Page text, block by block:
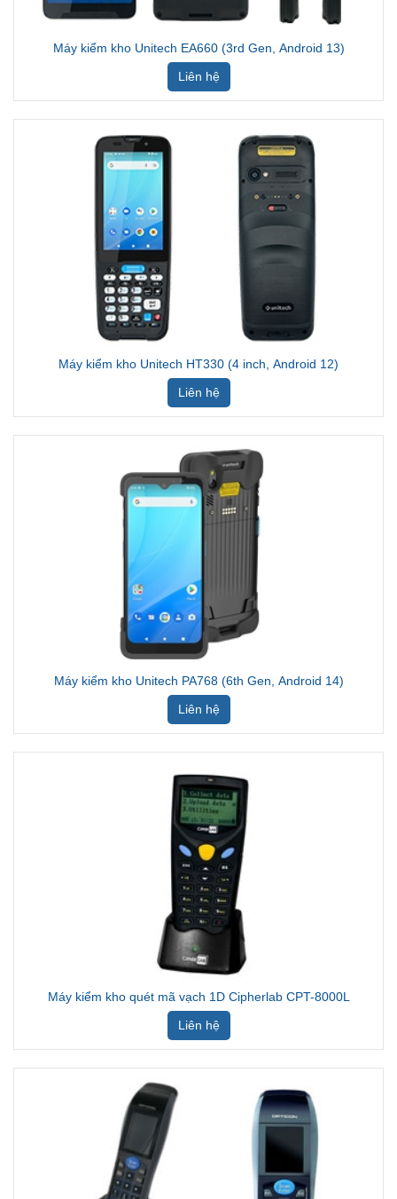
Máy kiểm kho Unitech EA660 (3rd Gen, Android 13)
Liên hệ
Máy kiểm kho Unitech HT330 (4 inch, Android 12)
Liên hệ
Máy kiểm kho Unitech PA768 (6th Gen, Android 14)
Liên hệ
Máy kiểm kho quét mã vạch 1D Cipherlab CPT-8000L
Liên hệ